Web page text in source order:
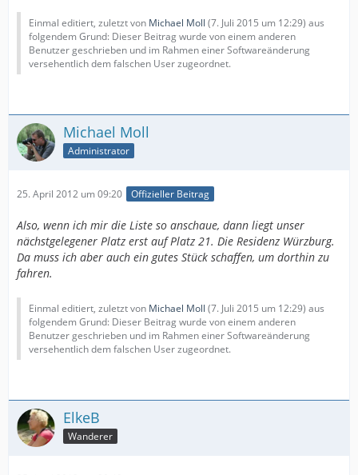
Einmal editiert, zuletzt von Michael Moll (7. Juli 2015 um 12:29) aus
folgendem Grund: Dieser Beitrag wurde von einem anderen
Benutzer geschrieben und im Rahmen einer Softwareänderung
versehentlich dem falschen User zugeordnet.
Michael Moll
Administrator
25. April 2012 um 09:20 Offizieller Beitrag
Also, wenn ich mir die Liste so anschaue, dann liegt unser
nächstgelegener Platz erst auf Platz 21. Die Residenz Würzburg.
Da muss ich aber auch ein gutes Stück schaffen, um dorthin zu
fahren.
Einmal editiert, zuletzt von Michael Moll (7. Juli 2015 um 12:29) aus
folgendem Grund: Dieser Beitrag wurde von einem anderen
Benutzer geschrieben und im Rahmen einer Softwareänderung
versehentlich dem falschen User zugeordnet.
ElkeB
Wanderer